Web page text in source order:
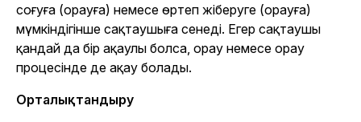
соғуға (орауға) немесе өртеп жіберуге (орауға)
мүмкіндігінше сақтаушыға сенеді. Егер сақтаушы
қандай да бір ақаулы болса, орау немесе орау
процесінде де ақау болады.
Орталықтандыру